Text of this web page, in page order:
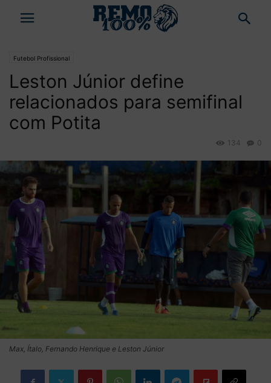
Futebol Profissional
Leston Júnior define
relacionados para semifinal
com Potita
0
134
Max, Ítalo, Fernando Henrique e Leston Júnior